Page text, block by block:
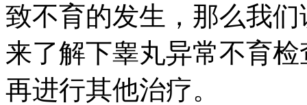
致不育的发生，那么我
来了解下睾丸异常不育
再进行其他治疗。